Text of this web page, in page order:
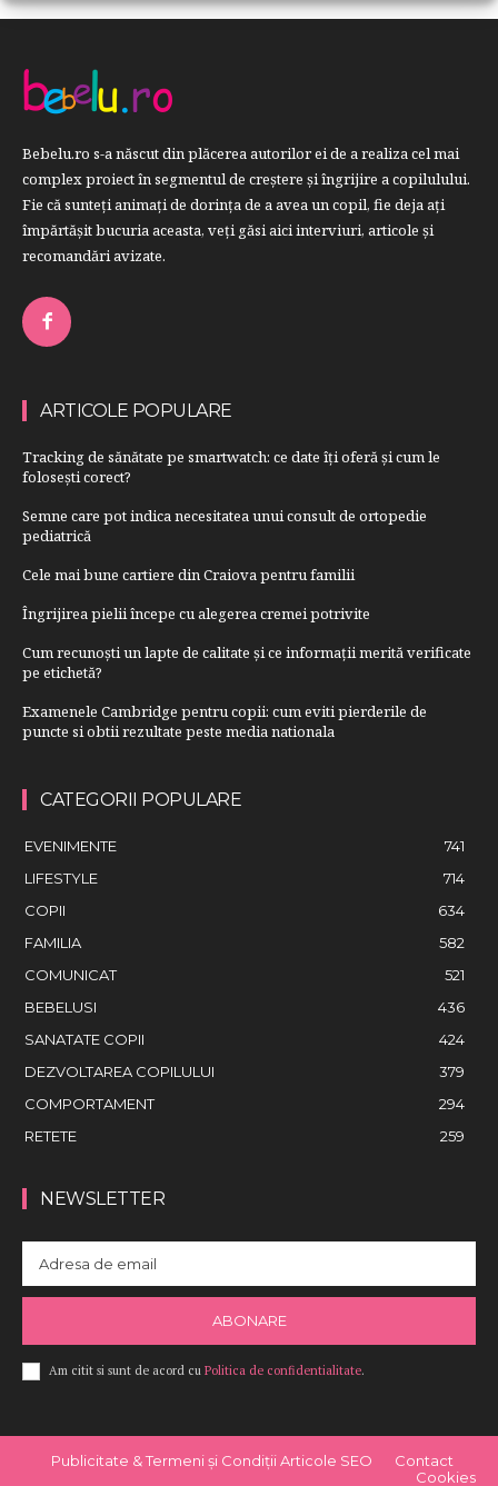
Bebelu.ro s-a născut din plăcerea autorilor ei de a realiza cel mai
complex proiect în segmentul de creştere şi îngrijire a copilulului.
Fie că sunteţi animaţi de dorinţa de a avea un copil, fie deja aţi
împărtăşit bucuria aceasta, veți găsi aici interviuri, articole şi
recomandări avizate.
ARTICOLE POPULARE
Tracking de sănătate pe smartwatch: ce date îți oferă și cum le
folosești corect?
Semne care pot indica necesitatea unui consult de ortopedie
pediatrică
Cele mai bune cartiere din Craiova pentru familii
Îngrijirea pielii începe cu alegerea cremei potrivite
Cum recunoști un lapte de calitate și ce informații merită verificate
pe etichetă?
Examenele Cambridge pentru copii: cum eviti pierderile de
puncte si obtii rezultate peste media nationala
CATEGORII POPULARE
EVENIMENTE
741
LIFESTYLE
714
COPII
634
FAMILIA
582
COMUNICAT
521
BEBELUSI
436
SANATATE COPII
424
DEZVOLTAREA COPILULUI
379
COMPORTAMENT
294
RETETE
259
NEWSLETTER
ABONARE
Am citit si sunt de acord cu Politica de confidentialitate.
Publicitate & Termeni și Condiții Articole SEO
Contact
Cookies